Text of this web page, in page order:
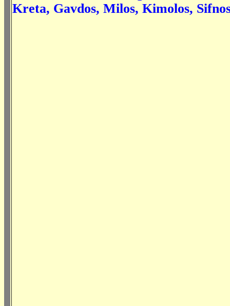
Kreta, Gavdos, Milos, Kimolos,